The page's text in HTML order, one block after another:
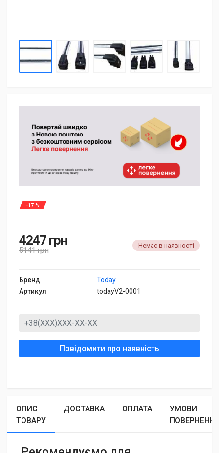
-17 %
4247 грн
5141 грн
Немає в наявності
Бренд
Today
Артикул
todayV2-0001
Повідомити про наявність
ОПИС
ТОВАРУ
ДОСТАВКА ОПЛАТА
УМОВИ